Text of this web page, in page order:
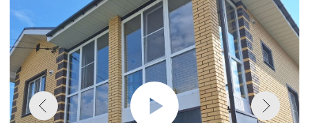
ЗАЩИТА ОТ ПЕРЕГРЕВА
профиль отражает инфракрасное излучение
и нагревается на 10−12% меньше, что полностью
поверхность отличается высокой твёрдостью
и стойкостью к появлению царапин, сколов и других
механических повреждений. В процессе
эксплуатации покрытие не тускнеет
и не расслаивается.